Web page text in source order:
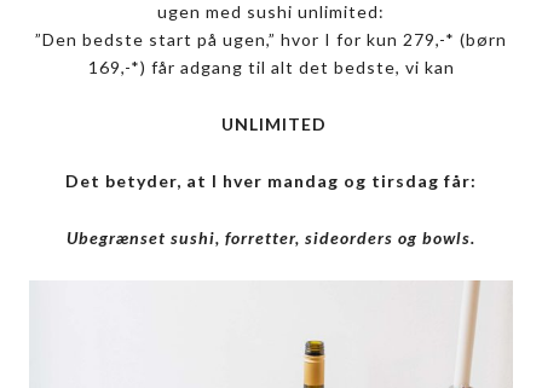
ugen med sushi unlimited:
”Den bedste start på ugen,” hvor I for kun 279,-* (børn
169,-*) får adgang til alt det bedste, vi kan
UNLIMITED
Det betyder, at I hver mandag og tirsdag får:
Ubegrænset sushi, forretter, sideorders og bowls.